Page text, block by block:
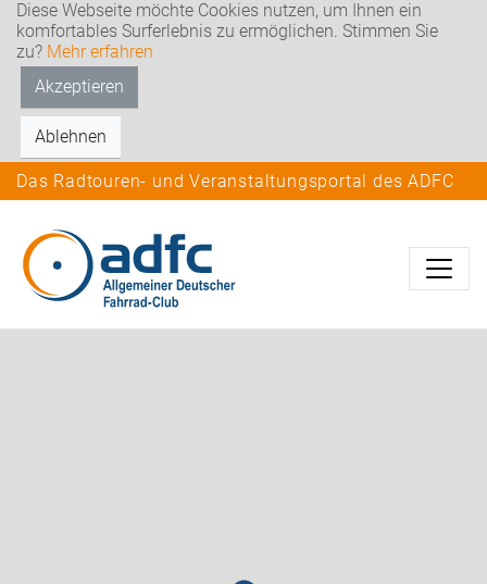
Diese Webseite möchte Cookies nutzen, um Ihnen ein
komfortables Surferlebnis zu ermöglichen. Stimmen Sie
zu? Mehr erfahren
Akzeptieren
Ablehnen
Das Radtouren- und Veranstaltungsportal des ADFC